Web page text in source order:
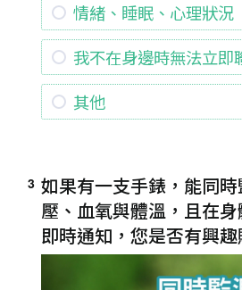
情緒、睡眠、心理狀況
我不在身邊時無法立即
其他
3 如果有一支手錶，能同
壓、血氧與體溫，且在
即時通知，您是否有興趣